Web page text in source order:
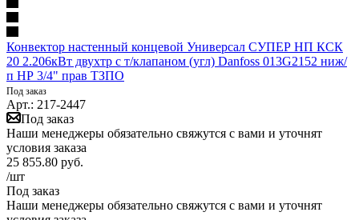
Конвектор настенный концевой Универсал СУПЕР НП КСК
20 2.206кВт двухтр с т/клапаном (угл) Danfoss 013G2152 ниж/
п НР 3/4" прав ТЗПО
Под заказ
Арт.: 217-2447
Под заказ
Наши менеджеры обязательно свяжутся с вами и уточнят
условия заказа
25 855.80 руб.
/шт
Под заказ
Наши менеджеры обязательно свяжутся с вами и уточнят